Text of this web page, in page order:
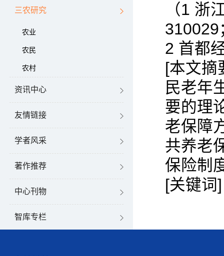
三农研究
农业
农民
农村
资讯中心
友情链接
学者风采
著作推荐
中心刊物
智库专栏
（1 浙
310029
2 首都
[本文摘
民老年
要的理
老保障
共养老
保险制
[关键词